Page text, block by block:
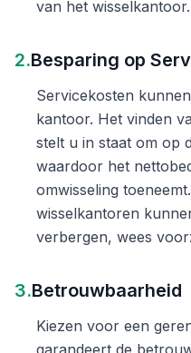
van het wisselkantoor.
2.Besparing op
Servicekosten
kantoor. Het vinden
stelt u in staat om op
waardoor het
omwisseling
wisselkantoren
verbergen, wees
3.Betrouwbaarheid
Kiezen voor een
garandeert de